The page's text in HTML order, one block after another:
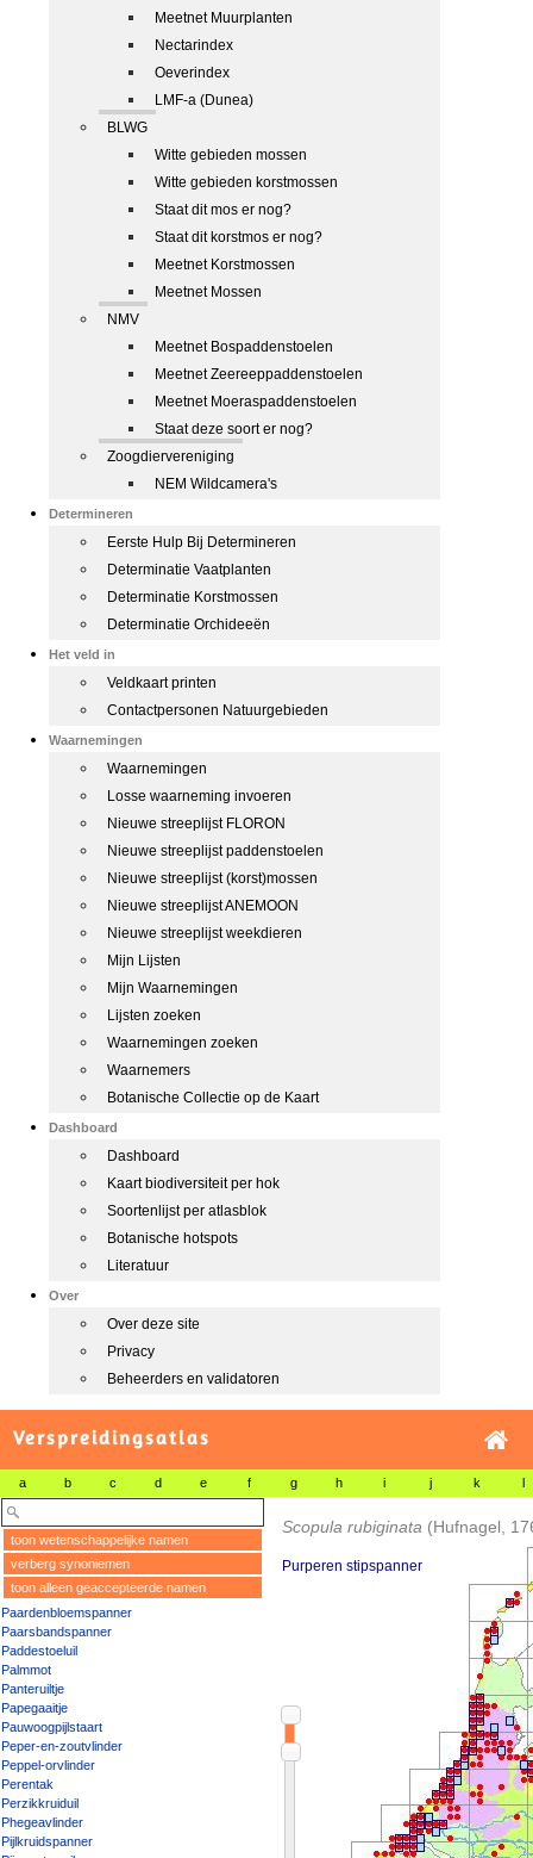
Meetnet Muurplanten
Nectarindex
Oeverindex
LMF-a (Dunea)
BLWG
Witte gebieden mossen
Witte gebieden korstmossen
Staat dit mos er nog?
Staat dit korstmos er nog?
Meetnet Korstmossen
Meetnet Mossen
NMV
Meetnet Bospaddenstoelen
Meetnet Zeereeppaddenstoelen
Meetnet Moeraspaddenstoelen
Staat deze soort er nog?
Zoogdiervereniging
NEM Wildcamera's
Determineren
Eerste Hulp Bij Determineren
Determinatie Vaatplanten
Determinatie Korstmossen
Determinatie Orchideeën
Het veld in
Veldkaart printen
Contactpersonen Natuurgebieden
Waarnemingen
Waarnemingen
Losse waarneming invoeren
Nieuwe streeplijst FLORON
Nieuwe streeplijst paddenstoelen
Nieuwe streeplijst (korst)mossen
Nieuwe streeplijst ANEMOON
Nieuwe streeplijst weekdieren
Mijn Lijsten
Mijn Waarnemingen
Lijsten zoeken
Waarnemingen zoeken
Waarnemers
Botanische Collectie op de Kaart
Dashboard
Dashboard
Kaart biodiversiteit per hok
Soortenlijst per atlasblok
Botanische hotspots
Literatuur
Over
Over deze site
Privacy
Beheerders en validatoren
Verspreidingsatlas
a b c d e f g h i j k l
toon wetenschappelijke namen
verberg synoniemen
toon alleen geaccepteerde namen
Paardenbloemspanner
Paarsbandspanner
Paddestoeluil
Palmmot
Panteruiltje
Papegaaitje
Pauwoogpijlstaart
Peper-en-zoutvlinder
Peppel-orvlinder
Perentak
Perzikkruiduil
Phegeavlinder
Pijlkruidspanner
Scopula rubiginata (Hufnagel,
Purperen stipspanner